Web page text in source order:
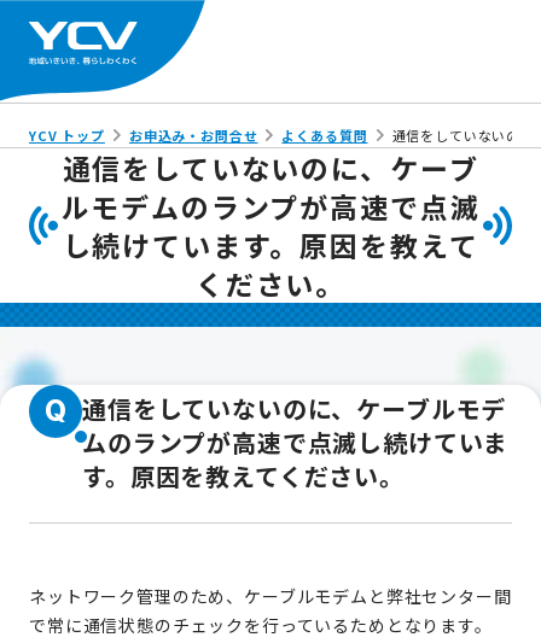
YCV トップ お申込み・お問合せ よくある質問 通信をしていないのに
通信をしていないのに、ケーブ
ルモデムのランプが高速で点滅
し続けています。原因を教えて
ください。
Q 通信をしていないのに、ケーブルモデ
ムのランプが高速で点滅し続けていま
す。原因を教えてください。
ネットワーク管理のため、ケーブルモデムと弊社センター間
で常に通信状態のチェックを行っているためとなります。